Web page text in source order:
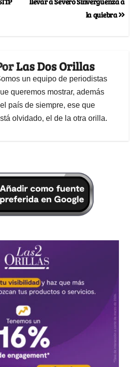
la quiebra
Las Dos Orillas
un equipo de periodistas
queremos mostrar, además
país de siempre, ese que
olvidado, el de la otra orilla.